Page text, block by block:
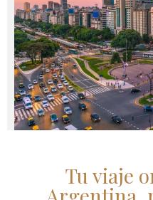
Tu viaje